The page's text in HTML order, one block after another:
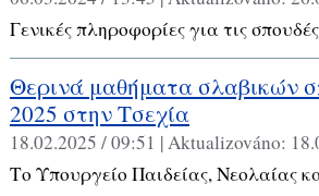
Γενικές πληροφορίες για τις
Θερινά μαθήματα σλαβικών
2025 στην Τσεχία
18.02.2025 / 09:51 |Aktualizováno:
Το Υπουργείο Παιδείας, Νεολαίας